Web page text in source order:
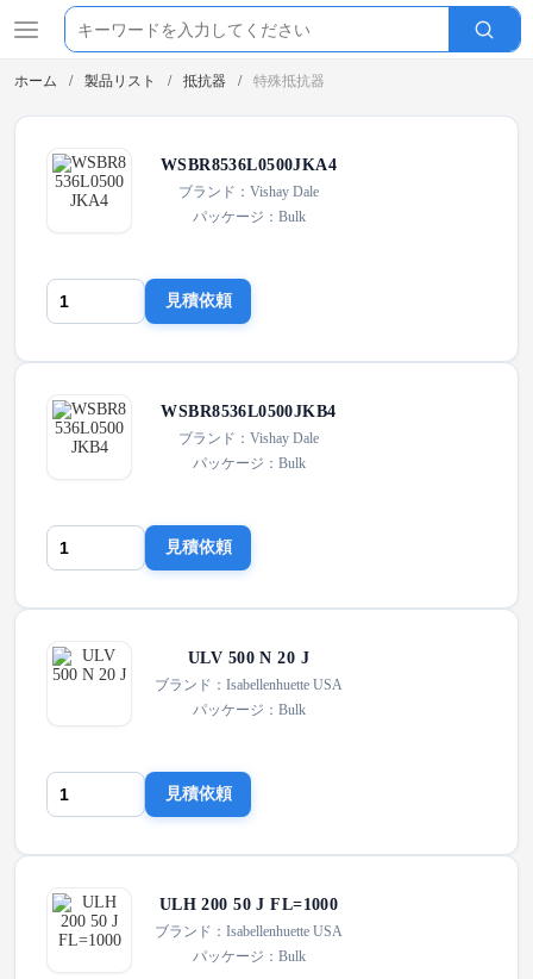
ホーム 製品リスト 抵抗器 特殊抵抗器
WSBR8536L0500JKA4
ブランド：Vishay Dale
パッケージ：Bulk
見積依頼
WSBR8536L0500JKB4
ブランド：Vishay Dale
パッケージ：Bulk
見積依頼
ULV 500 N 20 J
ブランド：Isabellenhuette USA
パッケージ：Bulk
見積依頼
ULH 200 50 J FL=1000
ブランド：Isabellenhuette USA
パッケージ：Bulk